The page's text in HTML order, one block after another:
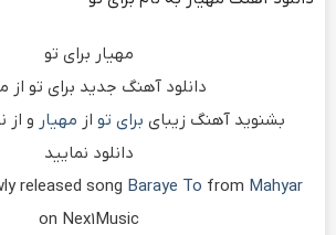
مهیار برای تو
دانلود آهنگ جدید برای تو از
بشنوید آهنگ زیبای برای تو از مهیار و
دانلود نمایید
released song Baraye To from Mahyar
on Nex1Music